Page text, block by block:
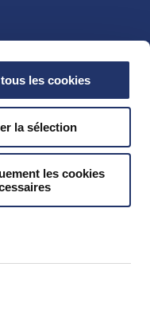
les cookies
la sélection
les cookies
d’utilisation
Avis juridiques
Sécurité